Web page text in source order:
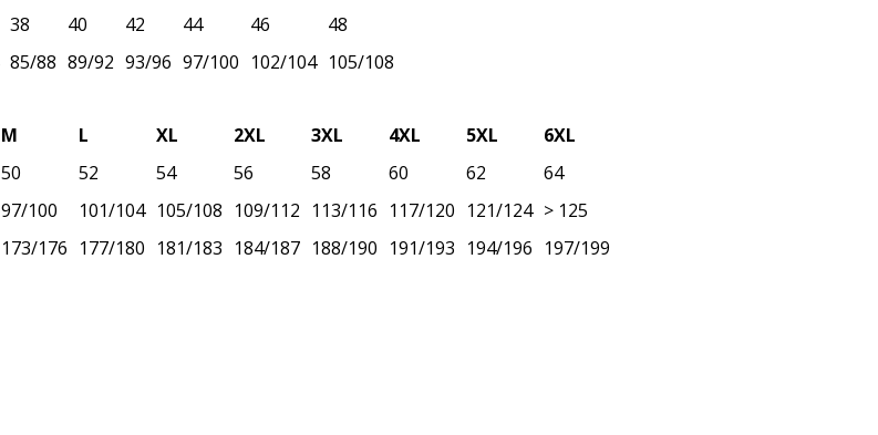
38 40 42 44 46
48
85/88 89/92 93/96 97/100 102/104 105/108
M L XL 2XL 3XL 4XL 5XL
6XL
50 52 54 56 58 60 62
64
97/100 101/104 105/108 109/112 113/116 117/120 121/124 > 125
173/176 177/180 181/183 184/187 188/190 191/193 194/196 197/199